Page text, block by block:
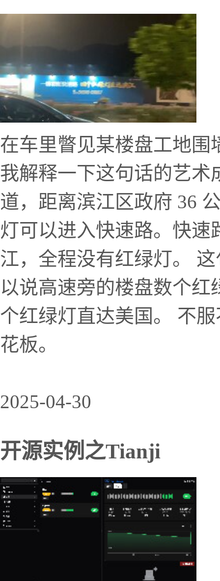
在车里瞥见某楼盘工地围
我解释一下这句话的艺术
道，距离滨江区政府 36
灯可以进入快速路。快
江，全程没有红绿灯。
以说高速旁的楼盘数个
个红绿灯直达美国。 不
花板。
2025-04-30
开源实例之Tianji